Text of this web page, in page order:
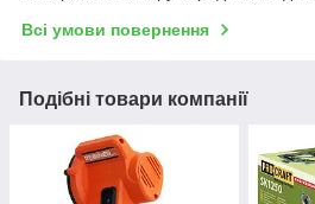
Всі умови повернення
Подібні товари компанії